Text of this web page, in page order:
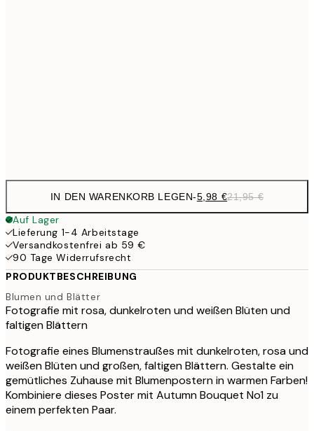
IN DEN WARENKORB LEGEN-5,98 €21,95 €
Auf Lager
Lieferung 1-4 Arbeitstage
Versandkostenfrei ab 59 €
90 Tage Widerrufsrecht
PRODUKTBESCHREIBUNG
Blumen und Blätter
Fotografie mit rosa, dunkelroten und weißen Blüten und
faltigen Blättern
Fotografie eines Blumenstraußes mit dunkelroten, rosa und
weißen Blüten und großen, faltigen Blättern. Gestalte ein
gemütliches Zuhause mit Blumenpostern in warmen Farben!
Kombiniere dieses Poster mit Autumn Bouquet No1 zu
einem perfekten Paar.